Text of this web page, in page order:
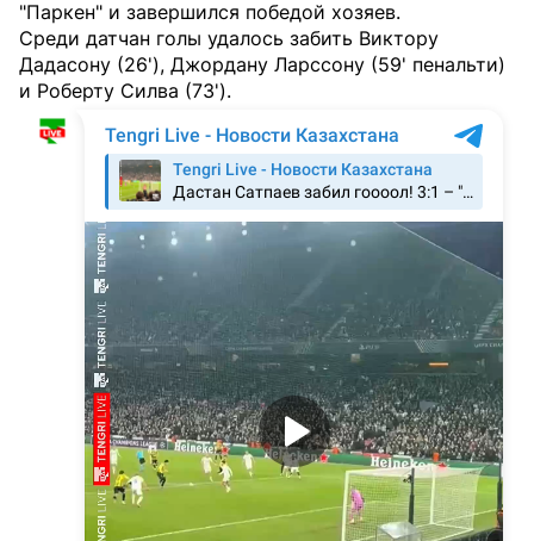
"Паркен" и завершился победой хозяев.
Среди датчан голы удалось забить Виктору
Дадасону (26'), Джордану Ларссону (59' пенальти)
и Роберту Силва (73').